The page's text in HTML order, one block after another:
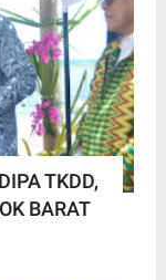
TKDD,
BARAT